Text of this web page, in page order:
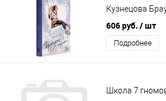
Кузнецова
606 руб. / шт
Подробнее
Школа 7